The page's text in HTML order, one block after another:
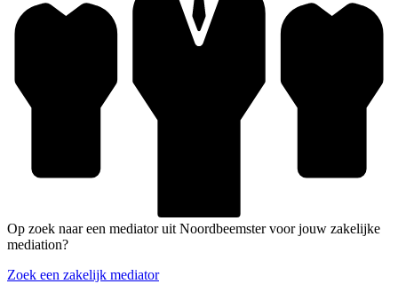
Op zoek naar een mediator uit Noordbeemster voor jouw zakelijke
mediation?
Zoek een zakelijk mediator